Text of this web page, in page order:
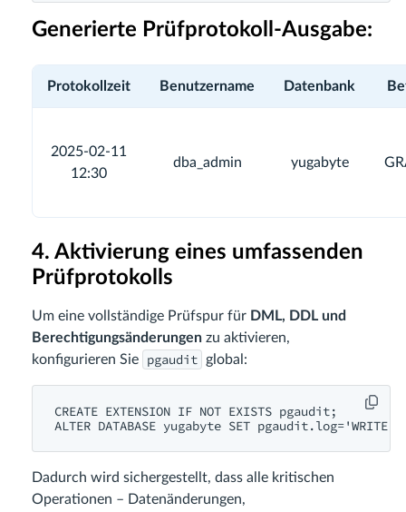
Generierte Prüfprotokoll-Ausgabe:
Protokollzeit Benutzername Datenbank
2025-02-11
12:30
dba_admin yugabyte
4. Aktivierung eines umfassenden
Prüfprotokolls
Um eine vollständige Prüfspur für DML, DDL und
Berechtigungsänderungen zu aktivieren,
konfigurieren Sie
pgaudit global:
CREATE EXTENSION IF NOT EXISTS pgaudit;
ALTER DATABASE yugabyte SET pgaudit.log='WRITE,
Dadurch wird sichergestellt, dass alle kritischen
Operationen – Datenänderungen,